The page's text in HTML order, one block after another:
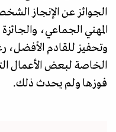
الجوائز عن الإنجاز
المهني الجماعي،
وتحفيز للقادم الأفضل،
الخاصة لبعض الأعمال
فوزها ولم يحدث ذلك.